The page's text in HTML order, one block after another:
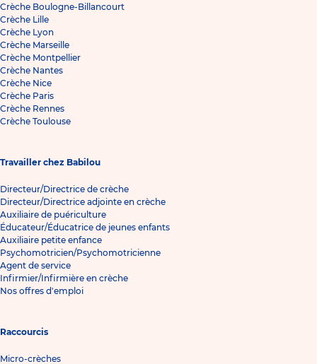
Crèche Boulogne-Billancourt
Crèche Lille
Crèche Lyon
Crèche Marseille
Crèche Montpellier
Crèche Nantes
Crèche Nice
Crèche Paris
Crèche Rennes
Crèche Toulouse
Travailler chez Babilou
Directeur/Directrice de crèche
Directeur/Directrice adjointe en crèche
Auxiliaire de puériculture
Éducateur/Éducatrice de jeunes enfants
Auxiliaire petite enfance
Psychomotricien/Psychomotricienne
Agent de service
Infirmier/Infirmière en crèche
Nos offres d'emploi
Raccourcis
Micro-crèches